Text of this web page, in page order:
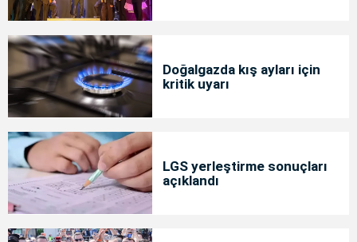
Doğalgazda kış ayları için
kritik uyarı
LGS yerleştirme sonuçları
açıklandı